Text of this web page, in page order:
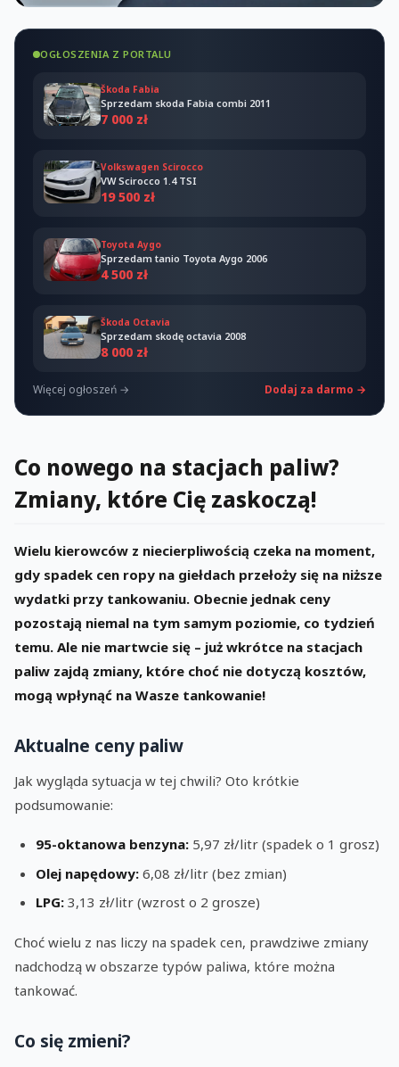
OGŁOSZENIA Z PORTALU
Škoda Fabia
Sprzedam skoda Fabia combi 2011
7 000 zł
Volkswagen Scirocco
VW Scirocco 1.4 TSI
19 500 zł
Toyota Aygo
Sprzedam tanio Toyota Aygo 2006
4 500 zł
Škoda Octavia
Sprzedam skodę octavia 2008
8 000 zł
Więcej ogłoszeń → Dodaj za darmo →
Co nowego na stacjach paliw?
Zmiany, które Cię zaskoczą!
Wielu kierowców z niecierpliwością czeka na moment,
gdy spadek cen ropy na giełdach przełoży się na niższe
wydatki przy tankowaniu. Obecnie jednak ceny
pozostają niemal na tym samym poziomie, co tydzień
temu. Ale nie martwcie się – już wkrótce na stacjach
paliw zajdą zmiany, które choć nie dotyczą kosztów,
mogą wpłynąć na Wasze tankowanie!
Aktualne ceny paliw
Jak wygląda sytuacja w tej chwili? Oto krótkie
podsumowanie:
95-oktanowa benzyna: 5,97 zł/litr (spadek o 1 grosz)
Olej napędowy: 6,08 zł/litr (bez zmian)
LPG: 3,13 zł/litr (wzrost o 2 grosze)
Choć wielu z nas liczy na spadek cen, prawdziwe zmiany
nadchodzą w obszarze typów paliwa, które można
tankować.
Co się zmieni?